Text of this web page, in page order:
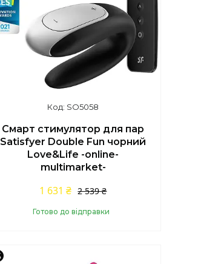
SO5058
Смарт стимулятор для пар
Satisfyer Double Fun чорний
Love&Life -online-
multimarket-
2 539 ₴
1 631 ₴
Готово до відправки